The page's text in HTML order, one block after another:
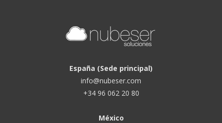
España (Sede principal)
info@nubeser.com
+34 96 062 20 80
México